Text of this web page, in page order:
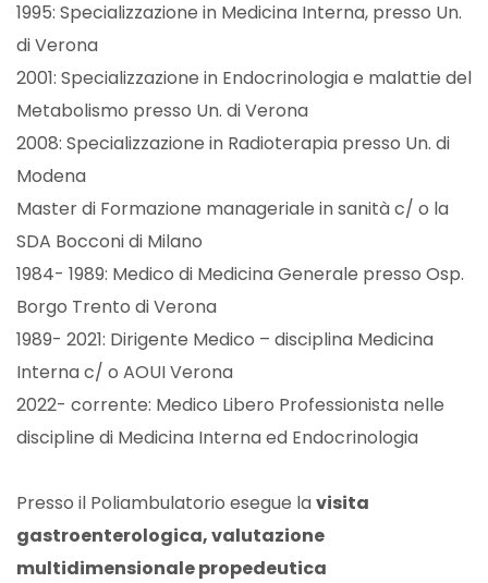
1995: Specializzazione in Medicina Interna, presso Un.
di Verona
2001: Specializzazione in Endocrinologia e malattie del
Metabolismo presso Un. di Verona
2008: Specializzazione in Radioterapia presso Un. di
Modena
Master di Formazione manageriale in sanità c/ o la
SDA Bocconi di Milano
1984- 1989: Medico di Medicina Generale presso Osp.
Borgo Trento di Verona
1989- 2021: Dirigente Medico – disciplina Medicina
Interna c/ o AOUI Verona
2022- corrente: Medico Libero Professionista nelle
discipline di Medicina Interna ed Endocrinologia
Presso il Poliambulatorio esegue lavisita
gastroenterologica, valutazione
multidimensionale propedeutica